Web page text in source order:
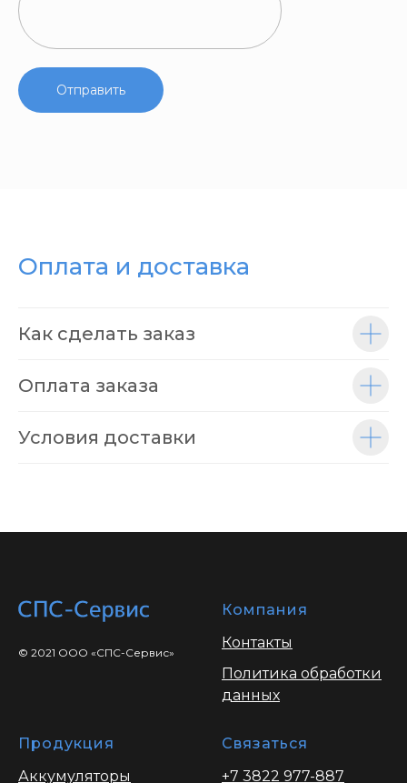
Отправить
Оплата и доставка
Как сделать заказ
Оплата заказа
Условия доставки
© 2021 ООО «СПС-Сервис»
Компания
Контакты
Политика обработки
данных
Продукция
Аккумуляторы
Связаться
+7 3822 977-887